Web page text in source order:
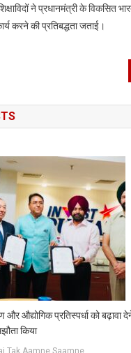
ने प्रधानमंत्री के विकसित
करने की प्रतिबद्धता जताई।
औद्योगिक प्रतिस्पर्धा को बढ़ावा
किया
Tak Aamne Saamne